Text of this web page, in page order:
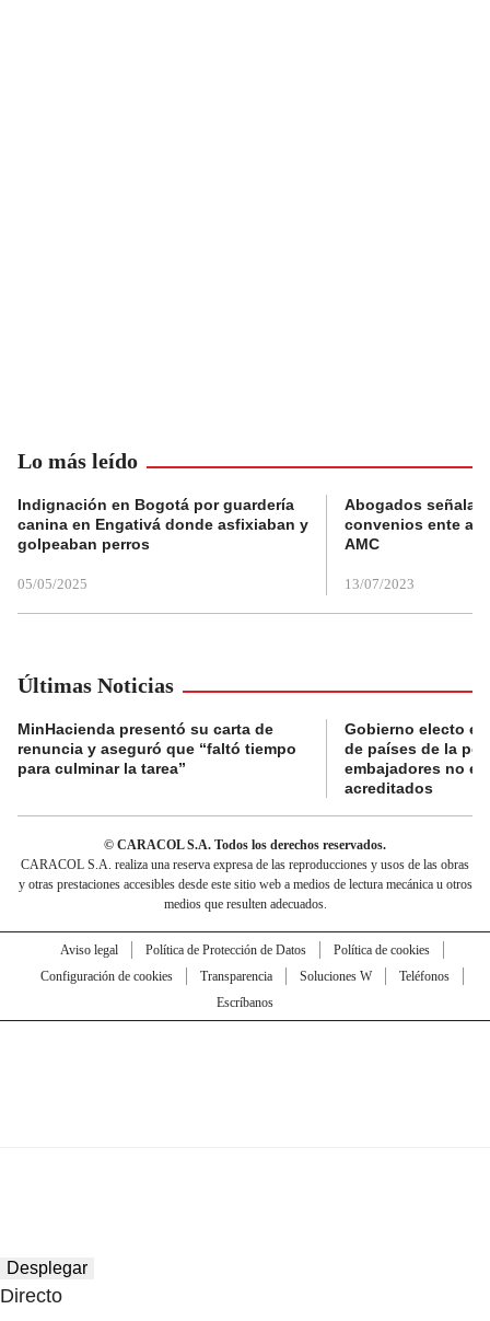
Lo más leído
Indignación en Bogotá por guardería
canina en Engativá donde asfixiaban y
golpeaban perros
05/05/2025
Abogados
convenios ente
AMC
13/07/2023
Últimas Noticias
MinHacienda presentó su carta de
renuncia y aseguró que “faltó tiempo
para culminar la tarea”
Gobierno electo
de países de la
embajadores no
acreditados
© CARACOL S.A. Todos los derechos reservados.
CARACOL S.A. realiza una reserva expresa de las reproducciones y usos de las obras
y otras prestaciones accesibles desde este sitio web a medios de lectura mecánica u otros
medios que resulten adecuados.
Aviso legal Política de Protección de Datos
Política de cookies
Configuración de cookies
Transparencia Soluciones W
Teléfonos
Escríbanos
Desplegar
Directo